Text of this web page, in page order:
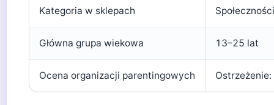
Kategoria w sklepach
Główna grupa wiekowa 13–25 lat
Ocena organizacji parentingowych